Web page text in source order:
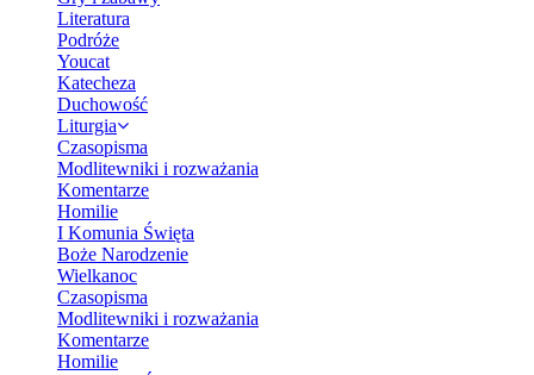
Literatura
Podróże
Youcat
Katecheza
Duchowość
Liturgia
Czasopisma
Modlitewniki i rozważania
Komentarze
Homilie
I Komunia Święta
Boże Narodzenie
Wielkanoc
Czasopisma
Modlitewniki i rozważania
Komentarze
Homilie